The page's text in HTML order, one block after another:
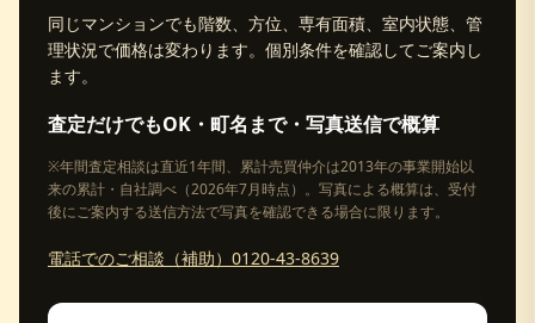
同じマンションでも階数、方位、専有面積、室内状態、管
理状況で価格は変わります。個別条件を確認してご案内し
ます。
査定だけでもOK・町名まで・写真送信で概算
※年間査定相談は直近1年間、累計売買仲介は2013年の事業開始以
来の累計・自社調べ（2026年7月時点）。写真による概算は、受付
後にご案内する送信方法で写真を確認できる場合に限ります。
電話でのご相談（補助）0120-43-8639